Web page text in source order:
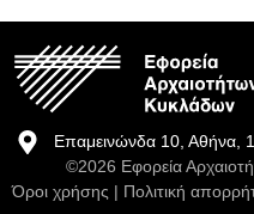
Επαμεινώνδα 10, Αθήνα,
©2026 Εφορεία
Όροι χρήσης | Πολιτική